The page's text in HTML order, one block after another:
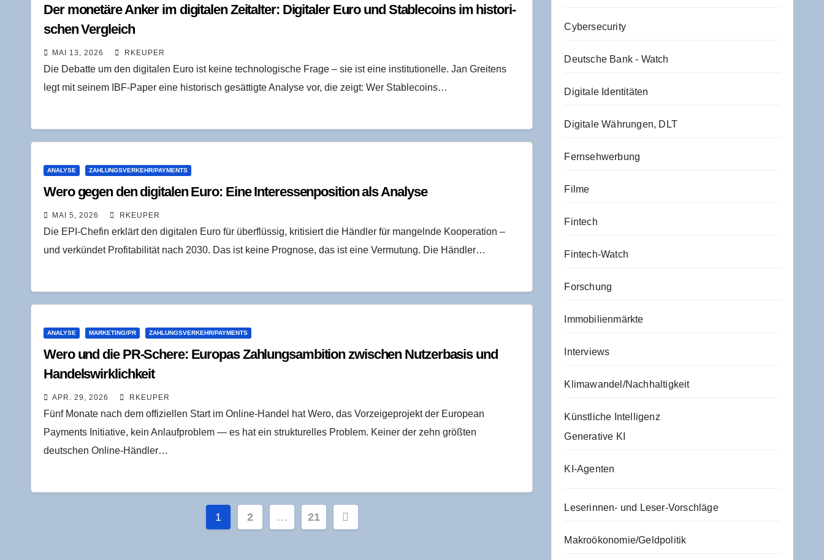
Der mone­tä­re Anker im digi­ta­len Zeit­al­ter: Digi­ta­ler Euro und Sta­b­le­co­ins im his­to­ri­
schen Vergleich
MAI 13, 2026 RKEUPER
Die Debatte um den digitalen Euro ist keine technologische Frage – sie ist eine institutionelle. Jan Greitens
legt mit seinem IBF-Paper eine historisch gesättigte Analyse vor, die zeigt: Wer Stablecoins…
ANALYSE ZAHLUNGSVERKEHR/PAYMENTS
Wero gegen den digi­ta­len Euro: Eine Inter­es­sen­po­si­ti­on als Analyse
MAI 5, 2026 RKEUPER
Die EPI-Chefin erklärt den digitalen Euro für überflüssig, kritisiert die Händler für mangelnde Kooperation –
und verkündet Profitabilität nach 2030. Das ist keine Prognose, das ist eine Vermutung. Die Händler…
ANALYSE MARKETING/PR ZAHLUNGSVERKEHR/PAYMENTS
Wero und die PR-Sche­re: Euro­pas Zah­lungs­am­bi­ti­on zwi­schen Nut­zer­ba­sis und
Handelswirklichkeit
APR. 29, 2026 RKEUPER
Fünf Monate nach dem offiziellen Start im Online-Handel hat Wero, das Vorzeigeprojekt der European
Payments Initiative, kein Anlaufproblem — es hat ein strukturelles Problem. Keiner der zehn größten
deutschen Online-Händler…
Seitennummerierung
der
1 2 … 21
Cybersecurity
Deutsche Bank - Watch
Digitale Identitäten
Digitale Währungen, DLT
Fernsehwerbung
Filme
Fintech
Fintech-Watch
Forschung
Immobilienmärkte
Interviews
Klimawandel/Nachhaltigkeit
Künstliche Intelligenz
Generative KI
KI-Agenten
Leserinnen- und Leser-Vorschläge
Makroökonomie/Geldpolitik